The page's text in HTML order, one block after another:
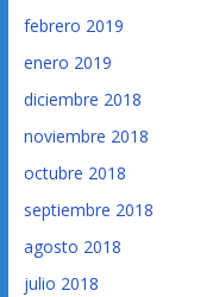
febrero 2019
enero 2019
diciembre 2018
noviembre 2018
octubre 2018
septiembre 2018
agosto 2018
julio 2018